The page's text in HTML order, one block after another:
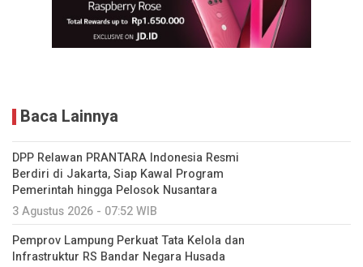
Baca Lainnya
DPP Relawan PRANTARA Indonesia Resmi
Berdiri di Jakarta, Siap Kawal Program
Pemerintah hingga Pelosok Nusantara
3 Agustus 2026 - 07:52 WIB
Pemprov Lampung Perkuat Tata Kelola dan
Infrastruktur RS Bandar Negara Husada